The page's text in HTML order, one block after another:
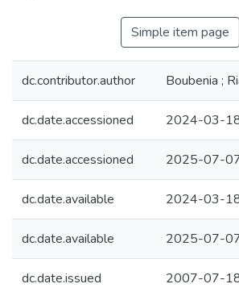
Simple item page
dc.contributor.author Boubenia ;
dc.date.accessioned 2024-03-
dc.date.accessioned 2025-07-
dc.date.available 2024-03-
dc.date.available 2025-07-
dc.date.issued 2007-07-